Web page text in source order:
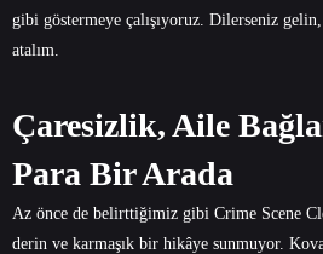
gibi göstermeye çalışıyoruz. Dilerseniz
atalım.
Çaresizlik, Aile
Para Bir Arada
Az önce de belirttiğimiz gibi Crime Scene
derin ve karmaşık bir hikâye sunmuyor.